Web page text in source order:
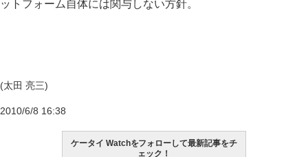
ットフォーム自体には関与しない方針。
(太田 亮三)
2010/6/8 16:38
ケータイ Watchをフォローして最新記事をチ
ェック！